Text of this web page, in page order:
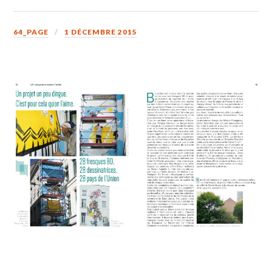
64_PAGE 1 DÉCEMBRE 2015